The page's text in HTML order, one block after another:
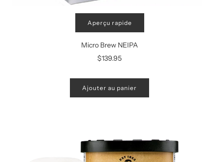
Aperçu rapide
Micro Brew NEIPA
$139.95
Ajouter au panier